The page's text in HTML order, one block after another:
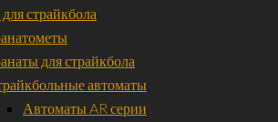
страйкбола
для страйкбола
автоматы
Автоматы AR серии